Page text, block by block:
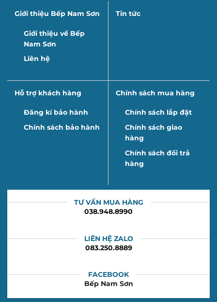
Giới thiệu Bếp Nam Sơn
Giới thiệu về Bếp
Nam Sơn
Liên hệ
Tin tức
Hỗ trợ khách hàng
Đăng kí bảo hành
Chính sách bảo hành
Chính sách mua hàng
Chính sách lắp đặt
Chính sách giao
hàng
Chính sách đổi trả
hàng
TƯ VẤN MUA HÀNG
038.948.8990
LIÊN HỆ ZALO
083.250.8889
FACEBOOK
Bếp Nam Sơn